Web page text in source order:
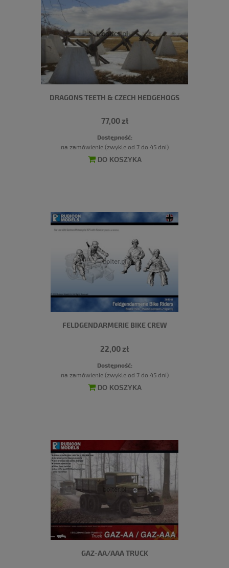
DRAGONS TEETH & CZECH HEDGEHOGS
77,00 zł
Dostępność:
na zamówienie (zwykle od 7 do 45 dni)
DO KOSZYKA
FELDGENDARMERIE BIKE CREW
22,00 zł
Dostępność:
na zamówienie (zwykle od 7 do 45 dni)
DO KOSZYKA
GAZ-AA/AAA TRUCK